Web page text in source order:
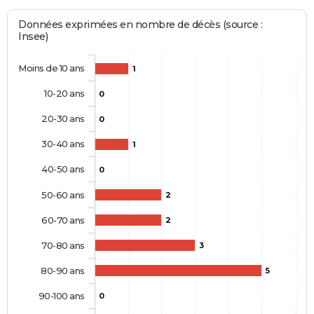
Données exprimées en nombre de décès (source :
Insee)
1
0
0
1
0
2
2
3
5
0
Moins de 10 ans
10-20 ans
20-30 ans
30-40 ans
40-50 ans
50-60 ans
60-70 ans
70-80 ans
80-90 ans
90-100 ans